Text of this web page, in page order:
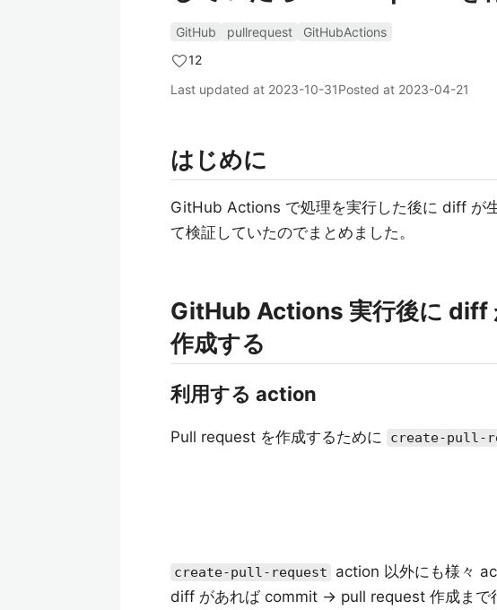
GitHub pullrequest
GitHubActions
12
Last updated at 2023-10-31Posted at 2023-04-21
はじめに
GitHub Actions で処理を実行した後に diff が
て検証していたのでまとめました。
GitHub Actions 実行後に diff
作成する
利用する action
Pull request を作成するために create-pull-
create-pull-request
action 以外にも様々
diff があれば commit → pull request 作成まで